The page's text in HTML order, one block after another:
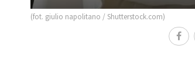
(fot. giulio napolitano / Shutterstock.com)